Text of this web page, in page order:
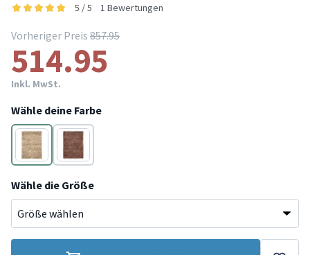
5 / 5 1 Bewertungen
Vorheriger Preis 857.95
514.95
Inkl. MwSt.
Wähle deine Farbe
Beige
Bunt
Wähle die Größe